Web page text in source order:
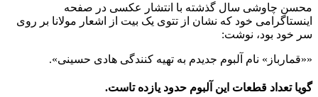
محسن چاوشی سال گذشته با انتشار عکسی در صفحه
اینستاگرامی خود که نشان از تتوی یک بیت از اشعار مولانا بر روی
سر خود بود، نوشت:
««قمارباز» نام آلبوم جدیدم به تهیه کنندگی هادی حسینی».
گویا تعداد قطعات این آلبوم حدود یازده تاست.